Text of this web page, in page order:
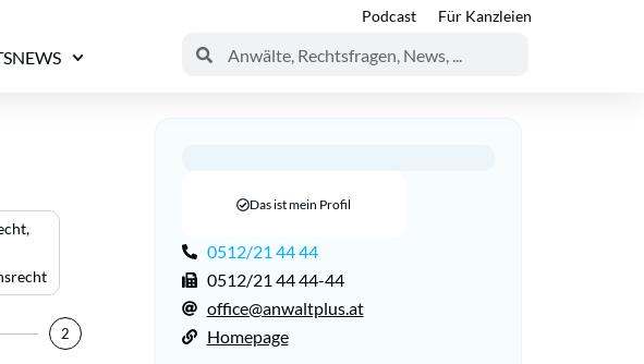
Podcast Für Kanzleien
,
2
Das ist mein Profil
0512/21 44 44
0512/21 44 44-44
office@anwaltplus.at
Homepage